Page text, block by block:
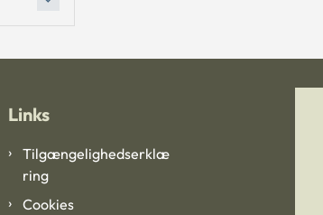
Links
Tilgængelighedserklæ
ring
Cookies